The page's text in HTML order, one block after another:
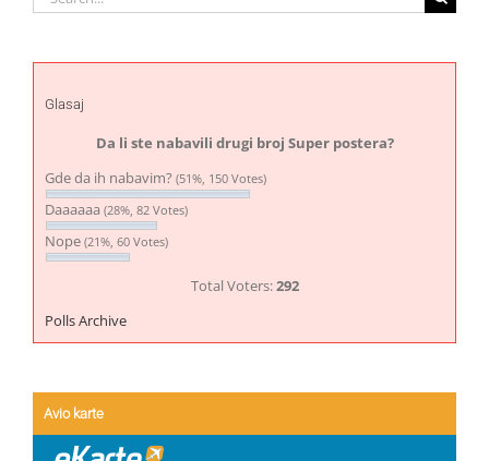
for:
Glasaj
Da li ste nabavili drugi broj Super postera?
Gde da ih nabavim? (51%, 150 Votes)
Daaaaaa (28%, 82 Votes)
Nope (21%, 60 Votes)
Total Voters:292
Polls Archive
Avio karte